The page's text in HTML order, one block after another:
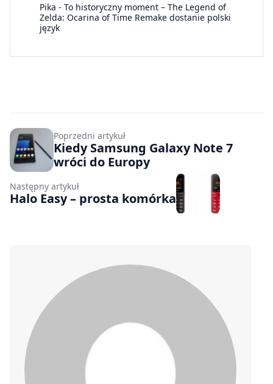
Pika - To historyczny moment – The Legend of
Zelda: Ocarina of Time Remake dostanie polski
język
Poprzedni artykuł
Kiedy Samsung Galaxy Note 7
wróci do Europy
Następny artykuł
Halo Easy – prosta komórka